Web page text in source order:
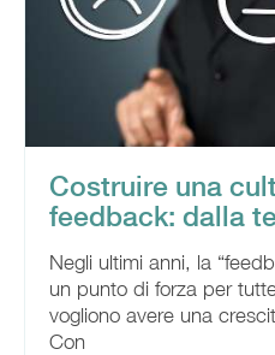
Costruire una
feedback: dalla
Negli ultimi anni, la
un punto di forza per
vogliono avere una
Con